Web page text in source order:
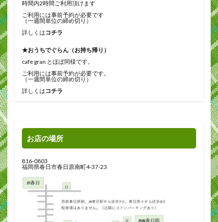
時間内2時間ご利用頂けます
ご利用には事前予約が必要です
（一週間単位の締め切り）
詳しくはコチラ
★おうちでぐらん（お持ち帰り）
cafe gran とほぼ同様です。
ご利用には事前予約が必要です。
（一週間単位の締め切り）
詳しくはコチラ
お店の場所
816-0803
福岡県春日市春日原南町4-37-23